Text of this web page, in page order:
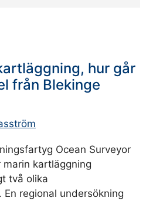
hur går
från Blekinge
Ocean Surveyor
kartläggning
två olika
regional undersökning